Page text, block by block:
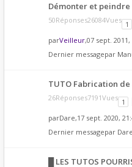
Démonter et
50Réponses26084Vues 1
parVeilleur,07 sept. 2011,
Dernier messagepar
TUTO Fabrication
26Réponses7191Vues 1
parDare,17 sept. 2020,
Dernier messagepar Dare
█ LES TUTOS